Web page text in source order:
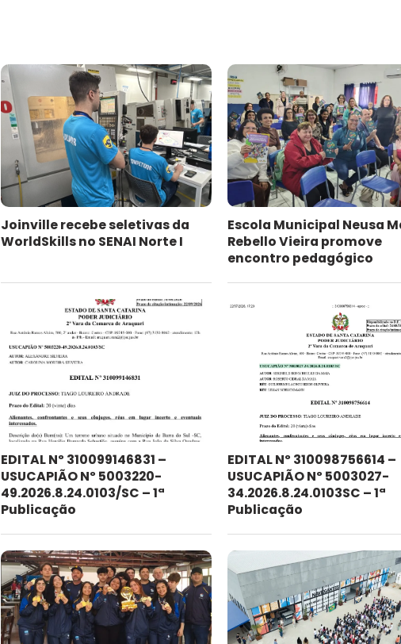
Joinville recebe seletivas da
WorldSkills no SENAI Norte I
Escola Municipal Neusa
Rebello Vieira promove
encontro pedagógico
EDITAL Nº 310099146831 –
USUCAPIÃO Nº 5003220-
49.2026.8.24.0103/SC – 1ª
Publicação
EDITAL Nº 310098756614 –
USUCAPIÃO Nº 5003027-
34.2026.8.24.0103SC – 1ª
Publicação